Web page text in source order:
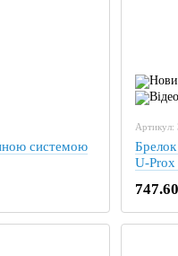
системою
Артикул:
U-